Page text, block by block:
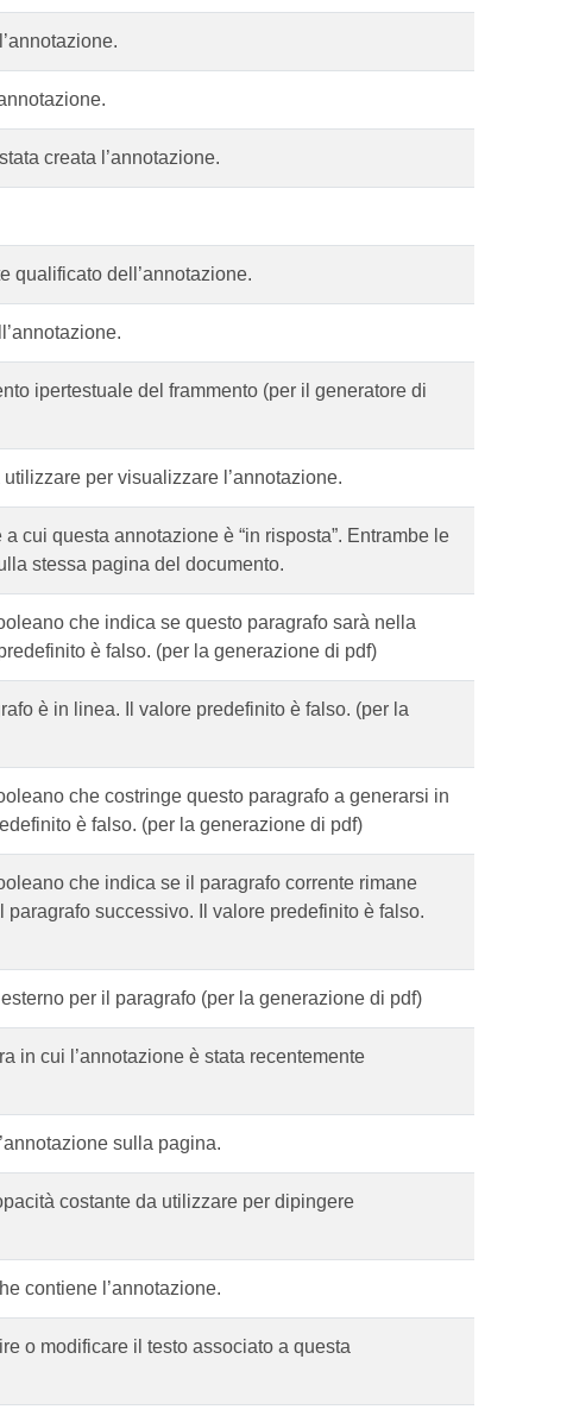
creata l’annotazione.
qualificato dell’annotazione.
ipertestuale del frammento (per il generatore di
per visualizzare l’annotazione.
cui questa annotazione è “in risposta”. Entrambe le
stessa pagina del documento.
che indica se questo paragrafo sarà nella
è falso. (per la generazione di pdf)
è in linea. Il valore predefinito è falso. (per la
che costringe questo paragrafo a generarsi in
è falso. (per la generazione di pdf)
che indica se il paragrafo corrente rimane
successivo. Il valore predefinito è falso.
per il paragrafo (per la generazione di pdf)
in cui l’annotazione è stata recentemente
sulla pagina.
costante da utilizzare per dipingere
contiene l’annotazione.
o modificare il testo associato a questa